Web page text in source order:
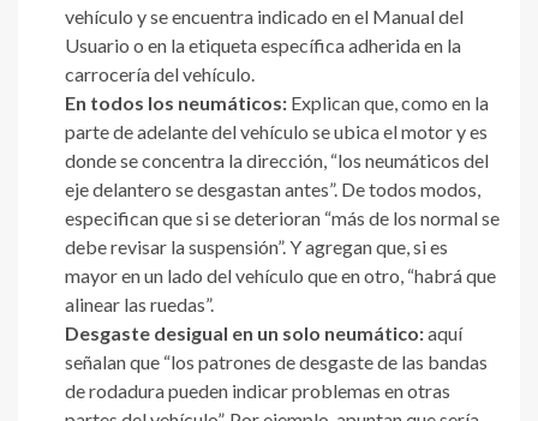
vehículo y se encuentra indicado en el Manual del
Usuario o en la etiqueta específica adherida en la
carrocería del vehículo.
En todos los neumáticos: Explican que, como en la
parte de adelante del vehículo se ubica el motor y es
donde se concentra la dirección, “los neumáticos del
eje delantero se desgastan antes”. De todos modos,
especifican que si se deterioran “más de los normal se
debe revisar la suspensión”. Y agregan que, si es
mayor en un lado del vehículo que en otro, “habrá que
alinear las ruedas”.
Desgaste desigual en un solo neumático:aquí
señalan que “los patrones de desgaste de las bandas
de rodadura pueden indicar problemas en otras